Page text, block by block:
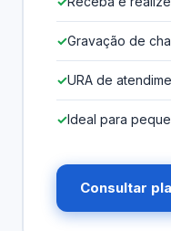
Gravação de
URA de
Ideal para
Consultar